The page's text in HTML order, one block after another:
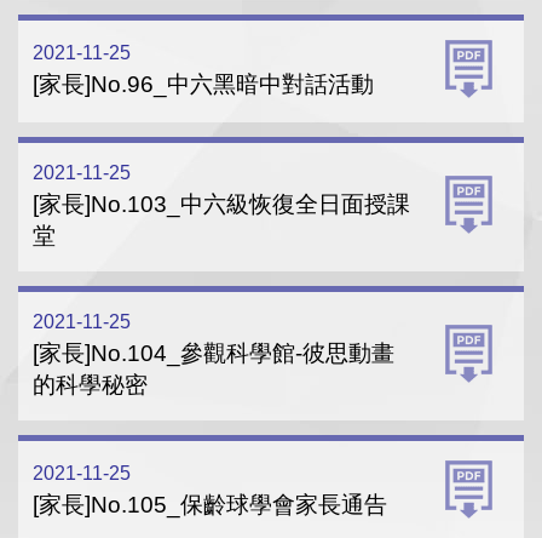
2021-11-25
[家長]No.96_中六黑暗中對話活動
2021-11-25
[家長]No.103_中六級恢復全日面授課
堂
2021-11-25
[家長]No.104_參觀科學館-彼思動畫
的科學秘密
2021-11-25
[家長]No.105_保齡球學會家長通告